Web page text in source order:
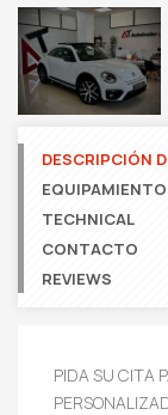
DESCRIPCIÓN
EQUIPAMIENTO
TECHNICAL
CONTACTO
REVIEWS
PIDA SU CITA